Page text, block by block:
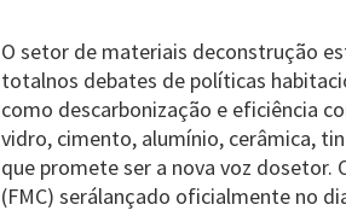
O setor de materiais deconstrução
totalnos debates de políticas
como descarbonização e eficiência
vidro, cimento, alumínio, cerâmica,
que promete ser a nova voz dosetor.
(FMC) serálançado oficialmente no